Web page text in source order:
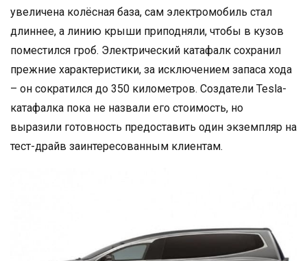
увеличена колёсная база, сам электромобиль стал
длиннее, а линию крыши приподняли, чтобы в кузов
поместился гроб. Электрический катафалк сохранил
прежние характеристики, за исключением запаса хода
– он сократился до 350 километров. Создатели Tesla-
катафалка пока не назвали его стоимость, но
выразили готовность предоставить один экземпляр на
тест-драйв заинтересованным клиентам.